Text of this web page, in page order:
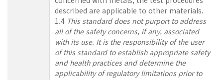
described are applicable to other materials.
1.4 This standard does not purport to address
all of the safety concerns, if any, associated
with its use. It is the responsibility of the user
of this standard to establish appropriate safety
and health practices and determine the
applicability of regulatory limitations prior to